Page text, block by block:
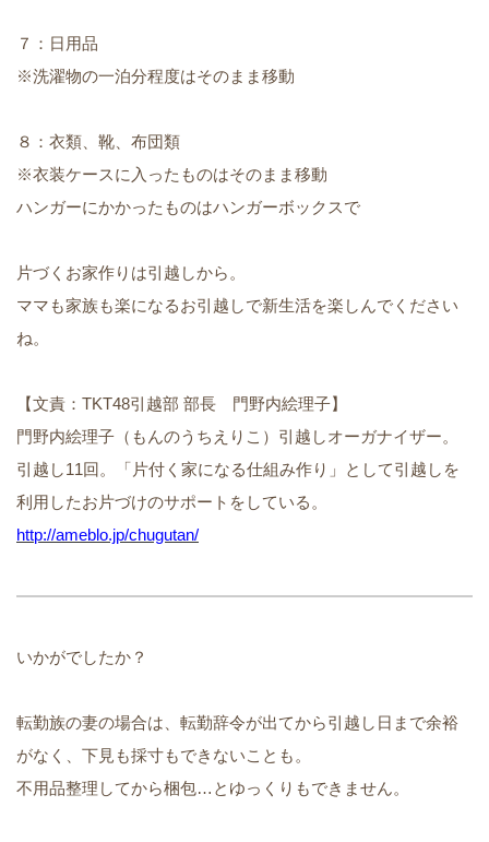
７：日用品
※洗濯物の一泊分程度はそのまま移動
８：衣類、靴、布団類
※衣装ケースに入ったものはそのまま移動
ハンガーにかかったものはハンガーボックスで
片づくお家作りは引越しから。
ママも家族も楽になるお引越しで新生活を楽しんでください
ね。
【文責：TKT48引越部 部長 門野内絵理子】
門野内絵理子（もんのうちえりこ）引越しオーガナイザー。
引越し11回。「片付く家になる仕組み作り」として引越しを
利用したお片づけのサポートをしている。
http://ameblo.jp/chugutan/
いかがでしたか？
転勤族の妻の場合は、転勤辞令が出てから引越し日まで余裕
がなく、下見も採寸もできないことも。
不用品整理してから梱包…とゆっくりもできません。